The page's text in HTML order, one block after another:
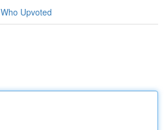
Who Upvoted